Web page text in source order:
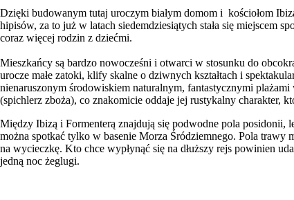
Dzięki budowanym tutaj uroczym białym domom i kościołom
hipisów, za to już w latach siedemdziesiątych stała się miejscem
coraz więcej rodzin z dziećmi.
Mieszkańcy są bardzo nowocześni i otwarci w stosunku do
urocze małe zatoki, klify skalne o dziwnych kształtach i
nienaruszonym środowiskiem naturalnym, fantastycznymi
(spichlerz zboża), co znakomicie oddaje jej rustykalny charakter,
Między Ibizą i Formenterą znajdują się podwodne pola posidonii,
można spotkać tylko w basenie Morza Śródziemnego. Pola trawy
na wycieczkę. Kto chce wypłynąć się na dłuższy rejs powinien
jedną noc żeglugi.